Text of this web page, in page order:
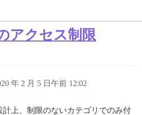
アクセス制限
年 2 月 5 日午前 12:02
計上、制限のないカテゴリでのみ付